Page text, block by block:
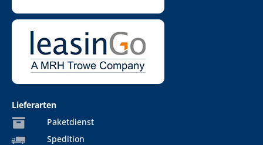
Lieferarten
Paketdienst
Spedition